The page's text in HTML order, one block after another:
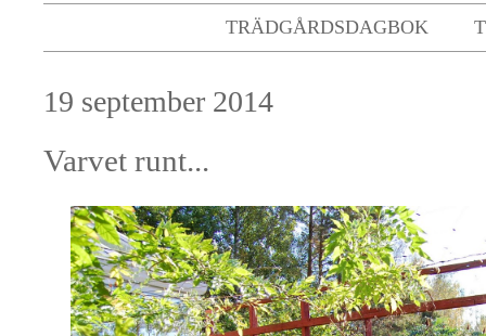
TRÄDGÅRDSDAGBOK
19 september 2014
Varvet runt...